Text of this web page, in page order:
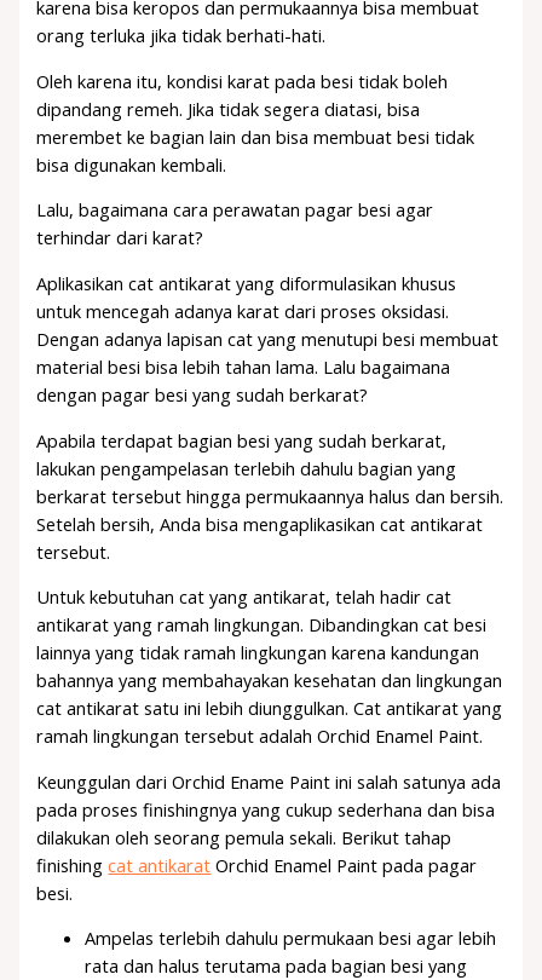
karena bisa keropos dan permukaannya bisa membuat
orang terluka jika tidak berhati-hati.
Oleh karena itu, kondisi karat pada besi tidak boleh
dipandang remeh. Jika tidak segera diatasi, bisa
merembet ke bagian lain dan bisa membuat besi tidak
bisa digunakan kembali.
Lalu, bagaimana cara perawatan pagar besi agar
terhindar dari karat?
Aplikasikan cat antikarat yang diformulasikan khusus
untuk mencegah adanya karat dari proses oksidasi.
Dengan adanya lapisan cat yang menutupi besi membuat
material besi bisa lebih tahan lama. Lalu bagaimana
dengan pagar besi yang sudah berkarat?
Apabila terdapat bagian besi yang sudah berkarat,
lakukan pengampelasan terlebih dahulu bagian yang
berkarat tersebut hingga permukaannya halus dan bersih.
Setelah bersih, Anda bisa mengaplikasikan cat antikarat
tersebut.
Untuk kebutuhan cat yang antikarat, telah hadir cat
antikarat yang ramah lingkungan. Dibandingkan cat besi
lainnya yang tidak ramah lingkungan karena kandungan
bahannya yang membahayakan kesehatan dan lingkungan
cat antikarat satu ini lebih diunggulkan. Cat antikarat yang
ramah lingkungan tersebut adalah Orchid Enamel Paint.
Keunggulan dari Orchid Ename Paint ini salah satunya ada
pada proses finishingnya yang cukup sederhana dan bisa
dilakukan oleh seorang pemula sekali. Berikut tahap
finishingcat antikarat Orchid Enamel Paint pada pagar
besi.
Ampelas terlebih dahulu permukaan besi agar lebih
rata dan halus terutama pada bagian besi yang